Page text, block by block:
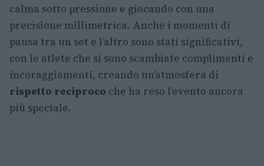
calma sotto pressione e giocando con una
precisione millimetrica. Anche i momenti di
pausa tra un set e l’altro sono stati significativi,
con le atlete che si sono scambiate complimenti e
incoraggiamenti, creando un’atmosfera di
rispetto reciproco che ha reso l’evento ancora
più speciale.